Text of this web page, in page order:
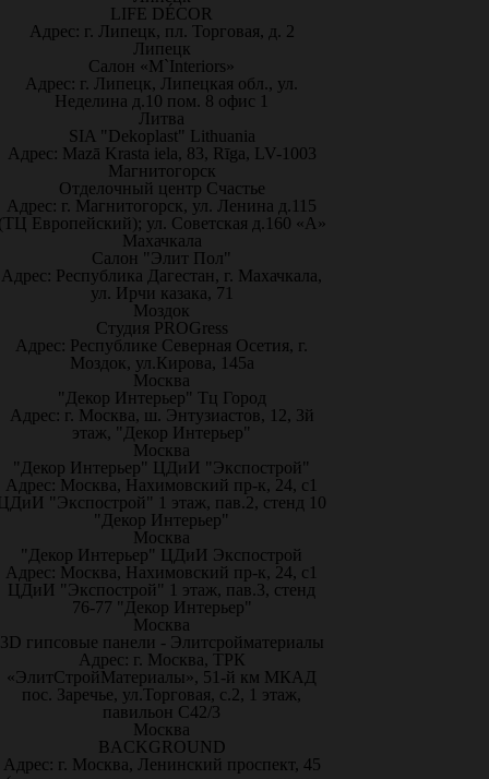
LIFE DÉCOR
Адрес: г. Липецк, пл. Торговая, д. 2
Липецк
Салон «M`Interiors»
Адрес: г. Липецк, Липецкая обл., ул.
Неделина д.10 пом. 8 офис 1
Литва
SIA "Dekoplast" Lithuania
Адрес: Mazā Krasta iela, 83, Rīga, LV-1003
Магнитогорск
Отделочный центр Счастье
Адрес: г. Магнитогорск, ул. Ленина д.115
Европейский); ул. Советская д.160 «А»
Махачкала
Салон "Элит Пол"
Адрес: Республика Дагестан, г. Махачкала,
ул. Ирчи казака, 71
Моздок
Студия PROGress
Адрес: Республике Северная Осетия, г.
Моздок, ул.Кирова, 145а
Москва
"Декор Интерьер" Тц Город
Адрес: г. Москва, ш. Энтузиастов, 12, 3й
этаж, "Декор Интерьер"
Москва
"Декор Интерьер" ЦДиИ "Экспострой"
Адрес: Москва, Нахимовский пр-к, 24, с1
"Экспострой" 1 этаж, пав.2, стенд 10
"Декор Интерьер"
Москва
"Декор Интерьер" ЦДиИ Экспострой
Адрес: Москва, Нахимовский пр-к, 24, с1
ЦДиИ "Экспострой" 1 этаж, пав.3, стенд
76-77 "Декор Интерьер"
Москва
3D гипсовые панели - Элитсройматериалы
Адрес: г. Москва, ТРК
«ЭлитСтройМатериалы», 51-й км МКАД
пос. Заречье, ул.Торговая, с.2, 1 этаж,
павильон С42/3
Москва
BACKGROUND
Адрес: г. Москва, Ленинский проспект, 45